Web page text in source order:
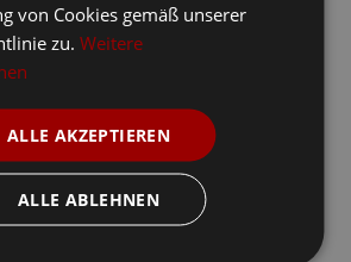
von Cookies gemäß unserer
zu.Weitere
ALLE AKZEPTIEREN
ALLE ABLEHNEN